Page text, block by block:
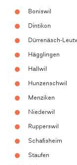
Boniswil
Dintikon
Dürrenäsch-
Hägglingen
Hallwil
Hunzenschwil
Menziken
Niederwil
Rupperswil
Schafisheim
Staufen